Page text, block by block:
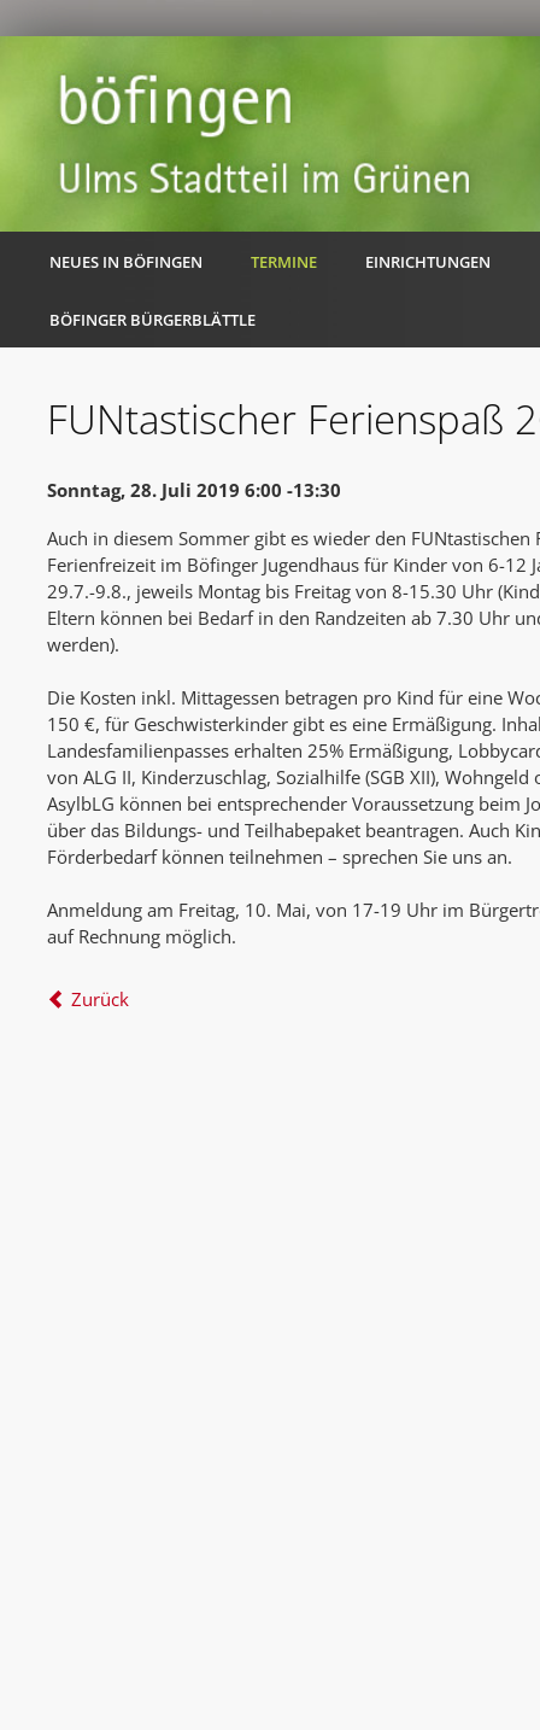
NEUES IN BÖFINGEN TERMINE EINRICHTUNGEN
BÖFINGER BÜRGERBLÄTTLE
FUNtastischer Ferienspaß
Sonntag, 28. Juli 2019 6:00 -13:30
Auch in diesem Sommer gibt es wieder den FUNtastischen
Ferienfreizeit im Böfinger Jugendhaus für Kinder von 6-12
29.7.-9.8., jeweils Montag bis Freitag von 8-15.30 Uhr
Eltern können bei Bedarf in den Randzeiten ab 7.30 Uhr
werden).
Die Kosten inkl. Mittagessen betragen pro Kind für eine
150 €, für Geschwisterkinder gibt es eine Ermäßigung.
Landesfamilienpasses erhalten 25% Ermäßigung,
von ALG II, Kinderzuschlag, Sozialhilfe (SGB XII),
AsylbLG können bei entsprechender Voraussetzung beim
über das Bildungs- und Teilhabepaket beantragen. Auch
Förderbedarf können teilnehmen – sprechen Sie uns an.
Anmeldung am Freitag, 10. Mai, von 17-19 Uhr im
auf Rechnung möglich.
Zurück